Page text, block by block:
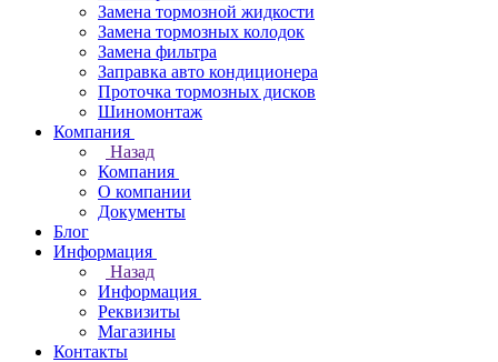
Замена тормозной жидкости
Замена тормозных колодок
Замена фильтра
Заправка авто кондиционера
Проточка тормозных дисков
Шиномонтаж
Компания
Назад
Компания
О компании
Документы
Блог
Информация
Назад
Информация
Реквизиты
Магазины
Контакты